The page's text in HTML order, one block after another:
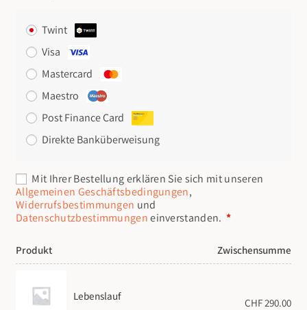
Twint
Visa
Mastercard
Maestro
Post Finance Card
Direkte Banküberweisung
Mit Ihrer Bestellung erklären Sie sich mit unseren
Allgemeinen Geschäftsbedingungen,
Widerrufsbestimmungen und
Datenschutzbestimmungeneinverstanden. *
Erforderlich
Produkt Zwischensumme
Lebenslauf
CHF290.00